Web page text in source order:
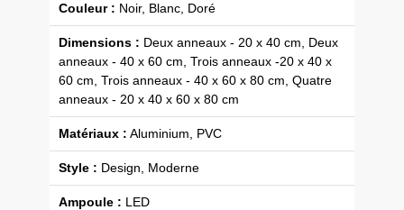
Couleur : Noir, Blanc, Doré
Dimensions : Deux anneaux - 20 x 40 cm, Deux
anneaux - 40 x 60 cm, Trois anneaux -20 x 40 x
60 cm, Trois anneaux - 40 x 60 x 80 cm, Quatre
anneaux - 20 x 40 x 60 x 80 cm
Matériaux : Aluminium, PVC
Style : Design, Moderne
Ampoule : LED